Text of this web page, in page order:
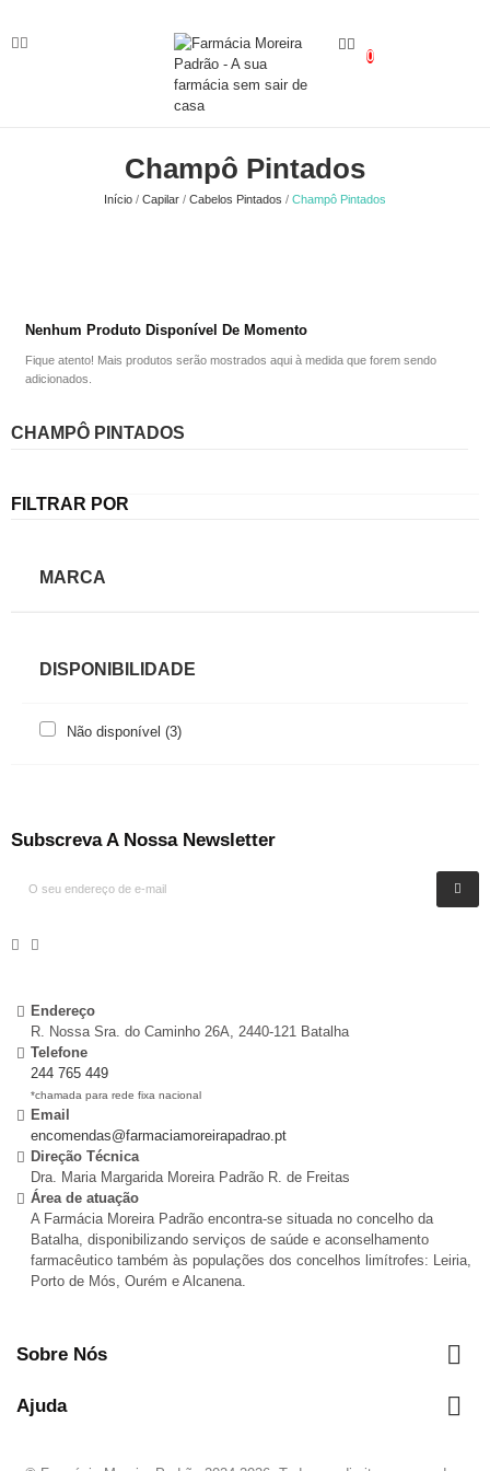
0
Champô Pintados
Início Capilar Cabelos Pintados Champô Pintados
CHAMPÔ PINTADOS
FILTRAR POR
MARCA
DISPONIBILIDADE
Não disponível(3)
Nenhum Produto Disponível De Momento
Fique atento! Mais produtos serão mostrados aqui à medida que forem sendo
adicionados.
Subscreva A Nossa Newsletter
Endereço
R. Nossa Sra. do Caminho 26A, 2440-121 Batalha
Telefone
244 765 449
*chamada para rede fixa nacional
Email
encomendas@farmaciamoreirapadrao.pt
Direção Técnica
Dra. Maria Margarida Moreira Padrão R. de Freitas
Área de atuação
A Farmácia Moreira Padrão encontra-se situada no concelho da
Batalha, disponibilizando serviços de saúde e aconselhamento
farmacêutico também às populações dos concelhos limítrofes: Leiria,
Porto de Mós, Ourém e Alcanena.
Sobre Nós 
Ajuda 